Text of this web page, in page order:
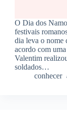
O Dia dos
festivais
dia leva o nome
acordo com
Valentim
soldados…
conhecer